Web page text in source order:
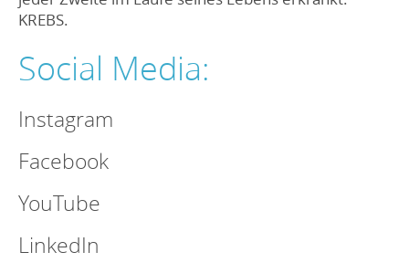
KREBS.
Social Media:
Instagram
Facebook
YouTube
LinkedIn